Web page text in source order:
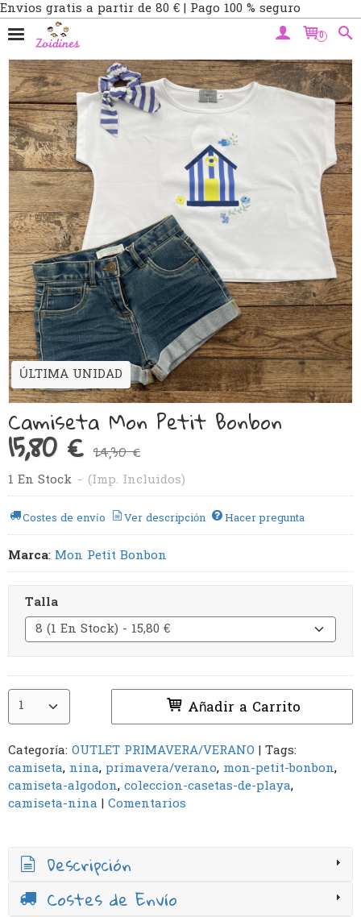
Envios gratis a partir de 80 € | Pago 100 % seguro
0
ÚLTIMA UNIDAD
Camiseta Mon Petit Bonbon
15,80 € 24,30 €
1 En Stock - (Imp. Incluidos)
Costes de envío Ver descripción Hacer pregunta
Marca: Mon Petit Bonbon
Talla
Añadir a Carrito
Categoría: OUTLET PRIMAVERA/VERANO | Tags:
camiseta nina primavera/verano mon-petit-bonbon
camiseta-algodon coleccion-casetas-de-playa
camiseta-nina | Comentarios
Descripción
Costes de Envío